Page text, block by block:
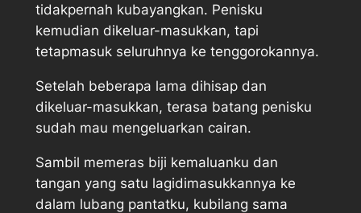
tidakpernah kubayangkan. Penisku
kemudian dikeluar-masukkan, tapi
tetapmasuk seluruhnya ke tenggorokannya.
Setelah beberapa lama dihisap dan
dikeluar-masukkan, terasa batang penisku
sudah mau mengeluarkan cairan.
Sambil memeras biji kemaluanku dan
tangan yang satu lagidimasukkannya ke
dalam lubang pantatku, kubilang sama